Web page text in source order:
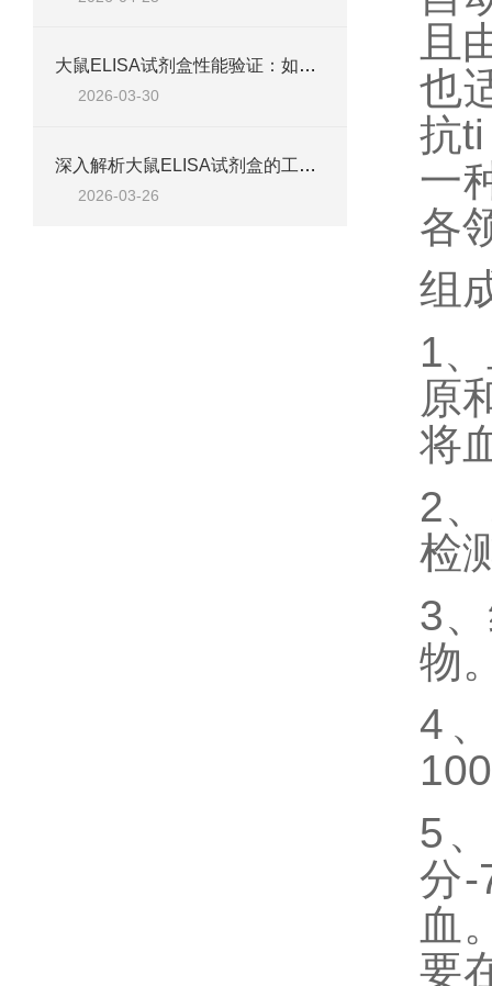
大鼠ELISA试剂盒性能验证：如何通过检测范围、精密度、回收率等指标评估准确性
2026-03-30
深入解析大鼠ELISA试剂盒的工作原理、类型与核心试剂
2026-03-26
且
也
抗ti
一
各
组
1、
原
将
2、
检
3
物
4
5
分
血
要